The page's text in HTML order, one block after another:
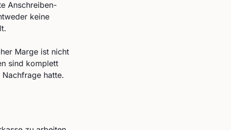
Anschreiben-
keine
Marge ist nicht
sind komplett
hatte.